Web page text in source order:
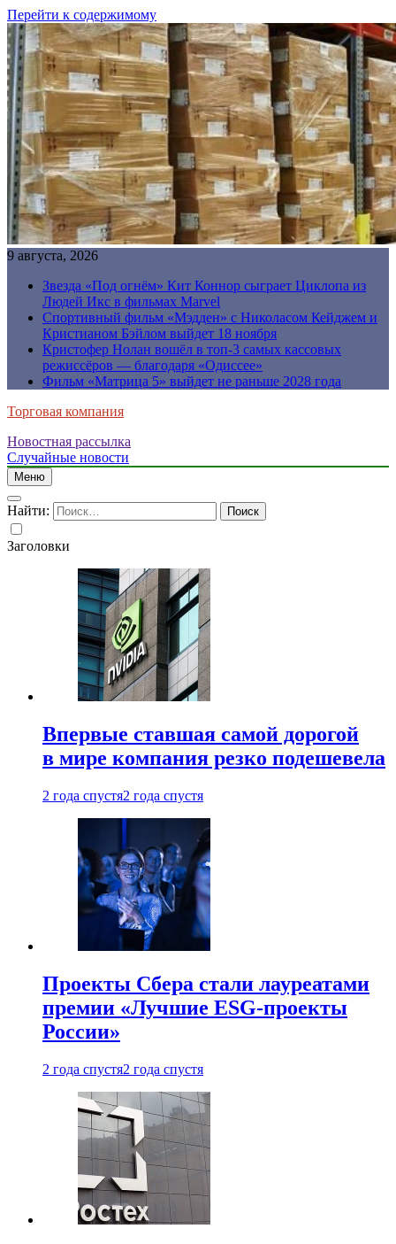
Перейти к содержимому
9 августа, 2026
Звезда «Под огнём» Кит Коннор сыграет Циклопа из
Людей Икс в фильмах Marvel
Спортивный фильм «Мэдден» с Николасом Кейджем и
Кристианом Бэйлом выйдет 18 ноября
Кристофер Нолан вошёл в топ-3 самых кассовых
режиссёров — благодаря «Одиссее»
Фильм «Матрица 5» выйдет не раньше 2028 года
Торговая компания
Новостная рассылка
Случайные новости
Меню
Найти:
Заголовки
Впервые ставшая самой дорогой
в мире компания резко подешевела
2 года спустя2 года спустя
Проекты Сбера стали лауреатами
премии «Лучшие ESG-проекты
России»
2 года спустя2 года спустя